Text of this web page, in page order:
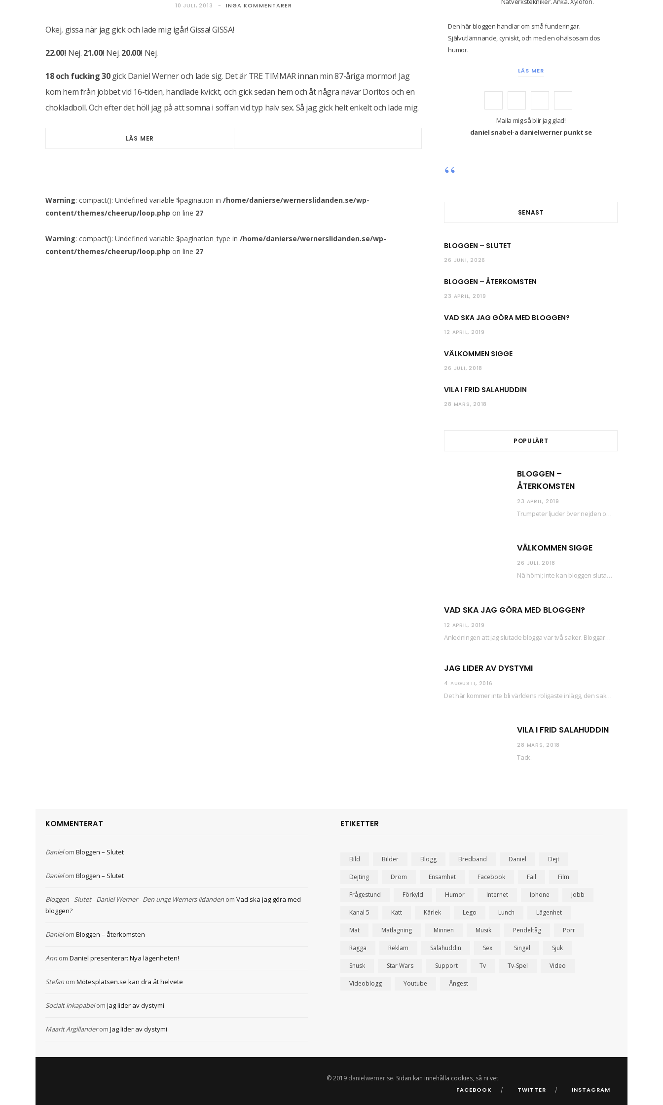
10 JULI, 2013 INGA KOMMENTARER
Okej, gissa när jag gick och lade mig igår! Gissa! GISSA!
22.00! Nej. 21.00! Nej. 20.00! Nej.
18 och fucking 30gick Daniel Werner och lade sig. Det är TRE TIMMAR innan min 87-åriga mormor! Jag
kom hem från jobbet vid 16-tiden, handlade kvickt, och gick sedan hem och åt några nävar Doritos och en
chokladboll. Och efter det höll jag på att somna i soffan vid typ halv sex. Så jag gick helt enkelt och lade mig.
LÄS MER
Warning: compact(): Undefined variable $pagination in /home/danierse/wernerslidanden.se/wp-
content/themes/cheerup/loop.php on line 27
Warning: compact(): Undefined variable $pagination_type in /home/danierse/wernerslidanden.se/wp-
content/themes/cheerup/loop.php on line 27
Den här bloggen handlar om små funderingar.
Självutlämnande, cyniskt, och med en ohälsosam dos
humor.
LÄS MER
a
c
w
i
r
n
s
r
o
u
Maila mig så blir jag glad!
daniel snabel-a danielwerner punkt se
SENAST
BLOGGEN – SLUTET
26 JUNI, 2026
BLOGGEN – ÅTERKOMSTEN
23 APRIL, 2019
VAD SKA JAG GÖRA MED BLOGGEN?
12 APRIL, 2019
VÄLKOMMEN SIGGE
26 JULI, 2018
VILA I FRID SALAHUDDIN
28 MARS, 2018
POPULÄRT
BLOGGEN –
ÅTERKOMSTEN
23 APRIL, 2019
Trumpeter ljuder över nejden och konfetti regnar längsmed husfasaderna – FREDEN ÄR HÄR! Eller ahem.…
VÄLKOMMEN SIGGE
26 JULI, 2018
Nä hörni; inte kan bloggen sluta (eftersom jag så sällan uppdaterar skiten) i sånt supermoll.…
VAD SKA JAG GÖRA MED BLOGGEN?
12 APRIL, 2019
Anledningen att jag slutade blogga var två saker. Bloggaren Daniel skrev ut checkar som personen…
JAG LIDER AV DYSTYMI
4 AUGUSTI, 2016
Det här kommer inte bli världens roligaste inlägg, den saken kan ni räkna med. Det…
VILA I FRID SALAHUDDIN
28 MARS, 2018
Tack.
KOMMENTERAT
Danielom Bloggen – Slutet
Danielom Bloggen – Slutet
Bloggen - Slutet - Daniel Werner - Den unge Werners lidanden om Vad ska jag göra med
bloggen?
Danielom Bloggen – återkomsten
Ann om Daniel presenterar: Nya lägenheten!
Stefan om Mötesplatsen.se kan dra åt helvete
Socialt inkapabelom Jag lider av dystymi
Maarit Argillanderom Jag lider av dystymi
ETIKETTER
Bild Bilder Blogg Bredband Daniel Dejt
Dejting Dröm Ensamhet Facebook Fail Film
Frågestund Förkyld Humor Internet Iphone Jobb
Kanal 5 Katt Kärlek Lego Lunch Lägenhet
Mat Matlagning Minnen Musik Pendeltåg Porr
Ragga Reklam Salahuddin Sex Singel Sjuk
Snusk Star Wars Support Tv Tv-Spel Video
Videoblogg Youtube Ångest
© 2019 danielwerner.se. Sidan kan innehålla cookies, så ni vet.
FACEBOOK TWITTER INSTAGRAM